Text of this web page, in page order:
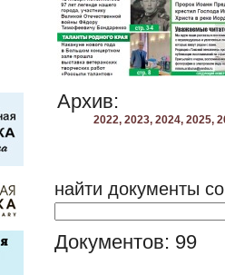
Архив:
2022, 2023, 2024, 2025,
найти документы
Документов: 99